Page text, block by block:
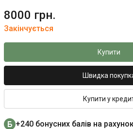
8000 грн.
Закінчується
Купити
Швидка
Купити у
+240 бонусних балів на